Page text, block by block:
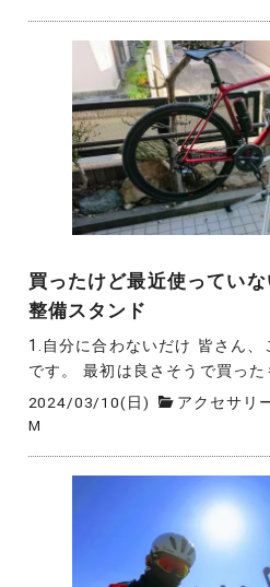
買ったけど最近使ってい
整備スタンド
1.自分に合わないだけ 皆さん
です。 最初は良さそうで買っ
2024/03/10(日) アクセサリ
M